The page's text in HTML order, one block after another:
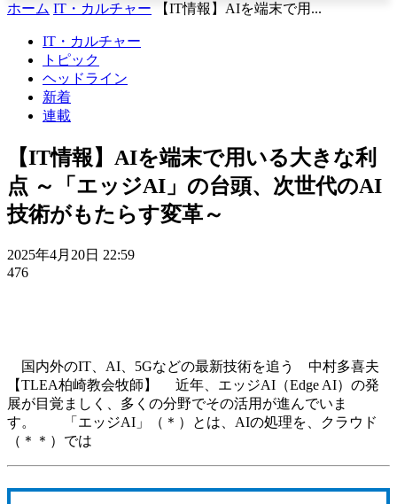
ホーム IT・カルチャー 【IT情報】AIを端末で用...
IT・カルチャー
トピック
ヘッドライン
新着
連載
【IT情報】AIを端末で用いる大きな利
点 ～「エッジAI」の台頭、次世代のAI
技術がもたらす変革～
2025年4月20日 22:59
476
国内外のIT、AI、5Gなどの最新技術を追う 中村多喜夫
【TLEA柏崎教会牧師】 近年、エッジAI（Edge AI）の発
展が目覚ましく、多くの分野でその活用が進んでいま
す。 「エッジAI」（＊）とは、AIの処理を、クラウド
（＊＊）では